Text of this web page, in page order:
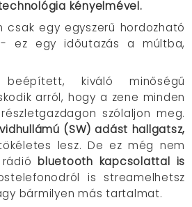
kényelmével.
csak egy egyszerű hordozható
- ez egy időutazás a múltba,
kiváló minőségű
arról, hogy a zene minden
szólaljon meg.
(SW) adást hallgatsz,
lesz. De ez még nem
bluetooth kapcsolattal is
is streamelhetsz
bármilyen más tartalmat.